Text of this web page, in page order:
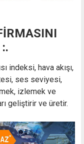
indeksi, hava akışı,
ses seviyesi,
izlemek ve
geliştirir ve üretir.